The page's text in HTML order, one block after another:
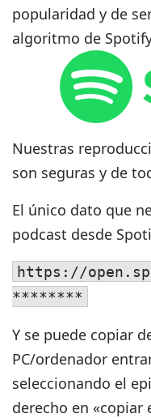
popularidad y de
algoritmo de
Nuestras
son seguras y de
El único dato que
podcast desde
https://
********
Y se puede copiar
PC/ordenador
seleccionando el
derecho en «copiar